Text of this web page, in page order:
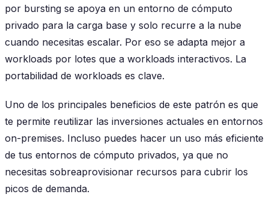
por bursting se apoya en un entorno de cómputo
privado para la carga base y solo recurre a la nube
cuando necesitas escalar. Por eso se adapta mejor a
workloads por lotes que a workloads interactivos. La
portabilidad de workloads es clave.
Uno de los principales beneficios de este patrón es que
te permite reutilizar las inversiones actuales en entornos
on-premises. Incluso puedes hacer un uso más eficiente
de tus entornos de cómputo privados, ya que no
necesitas sobreaprovisionar recursos para cubrir los
picos de demanda.